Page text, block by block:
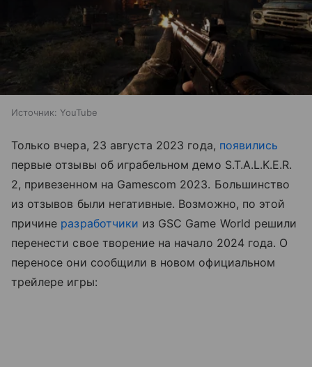
Источник: YouTube
Только вчера, 23 августа 2023 года, появились
первые отзывы об играбельном демо S.T.A.L.K.E.R.
2, привезенном на Gamescom 2023. Большинство
из отзывов были негативные. Возможно, по этой
причине разработчики из GSC Game World решили
перенести свое творение на начало 2024 года. О
переносе они сообщили в новом официальном
трейлере игры: